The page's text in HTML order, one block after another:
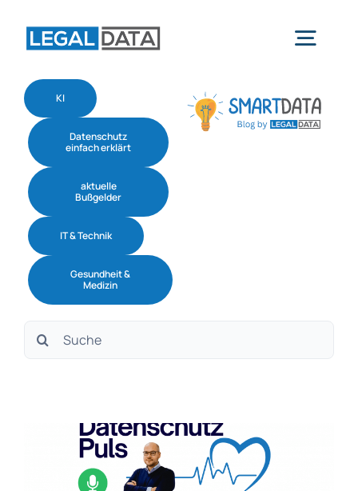
Home
Services
Software
KI
Datenschutz
einfach erklärt
aktuelle
Bußgelder
IT & Technik
Gesundheit &
Medizin
Suche